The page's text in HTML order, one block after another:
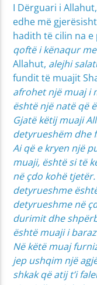
I Dërguari i Allahut,
edhe më
hadith të cilin na
qoftë i kënaqur
Allahut, alejhi
fundit të muajit
afrohet një muaj i
është një natë që
Gjatë këtij muaji
detyrueshëm dhe
Ai që e kryen një
muaji, është si të
në çdo kohë
detyrueshme
detyrueshme në
durimit dhe
është muaji i
Në këtë muaj
jep ushqim një
shkak që atij t’i